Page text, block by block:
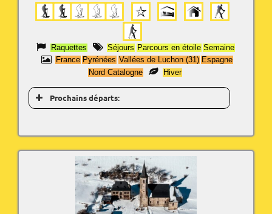
Raquettes Séjours Parcours en étoile Semaine
France Pyrénées Vallées de Luchon (31) Espagne
Nord Catalogne
Hiver
Prochains départs: